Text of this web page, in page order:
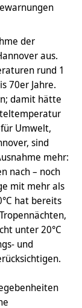
der
aus.
rund 1
70er Jahre.
damit hätte
Umwelt,
sind
mehr:
nach – noch
mit mehr als
hat bereits
unter 20°C
und